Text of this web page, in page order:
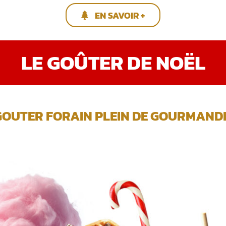
EN SAVOIR +
LE GOÛTER DE NOËL
FORAIN PLEIN DE